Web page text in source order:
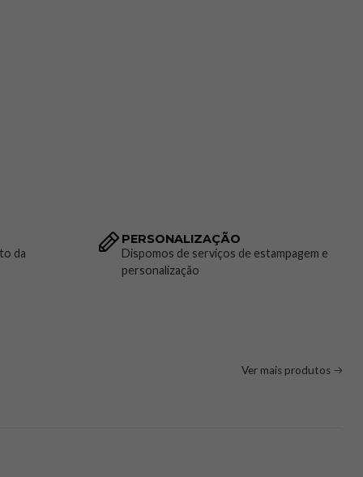
da
PERSONALIZAÇÃO
Dispomos de serviços de estampagem e
personalização
Ver mais produtos